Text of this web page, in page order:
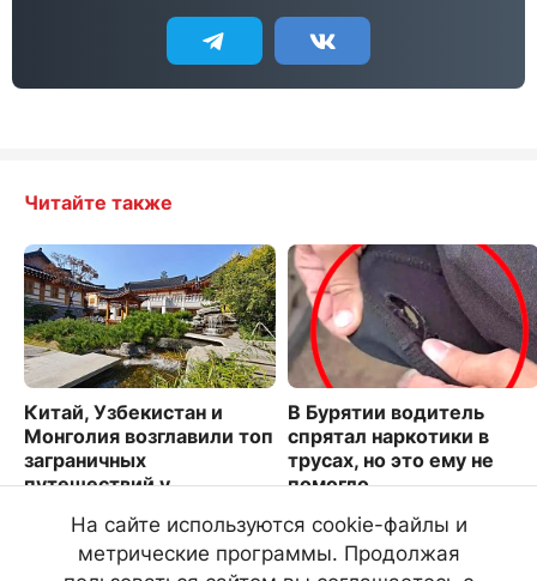
Читайте также
Китай, Узбекистан и
Монголия возглавили топ
заграничных
путешествий у
В Бурятии водитель
спрятал наркотики в
трусах, но это ему не
помогло
3326
На сайте используются cookie-файлы и
метрические программы. Продолжая